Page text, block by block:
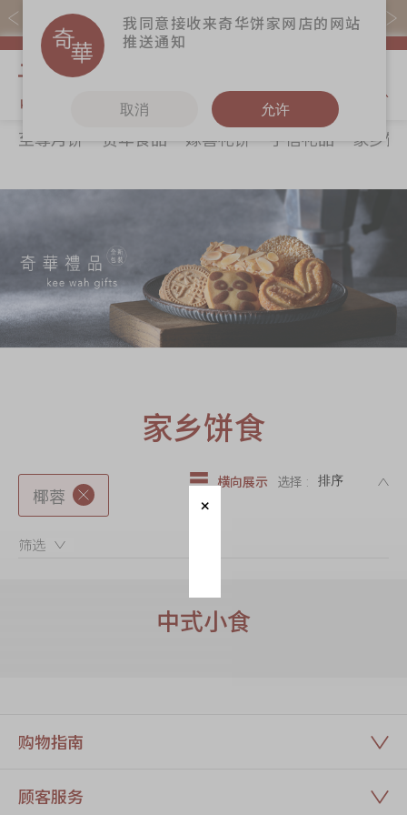
易赏钱会员凭推广码购买现货产品可赚易赏钱($5=1分)
关于奇华
商务销售
嫁喜须知
奇华网志
奇华饼食
嫁喜礼饼
手信礼品
家乡饼食
时令食品
迪士尼系列
奇华LINE
FRIENDS礼盒
所有产品
更多
奇华工作坊
奇华茶室
联络奇华
加入奇华
至尊月饼 贺年食品 嫁喜礼饼 手信礼品
家乡饼
家乡饼食
椰蓉
筛选：
横向展示 选择 :
中式小食
购物指南
顾客服务
我同意接收来奇华饼家网店的网站
推送通知
取消 允许